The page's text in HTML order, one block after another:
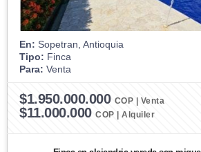
En: Sopetran, Antioquia
Tipo: Finca
Para: Venta
$1.950.000.000 COP | Venta
$11.000.000 COP | Alquiler